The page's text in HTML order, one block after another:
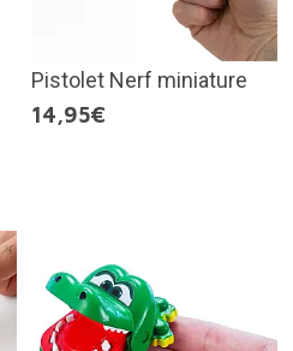
Pistolet Nerf miniature
14,95€